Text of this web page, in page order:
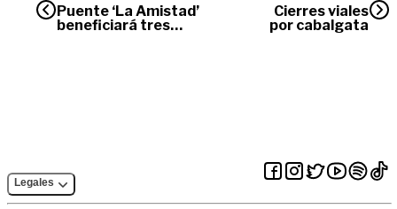
Puente ‘La Amistad’
beneficiará tres
Cierres viales
por cabalgata
Legales